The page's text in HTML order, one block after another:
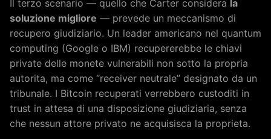
Il terzo scenario — quello che Carter considera la
soluzione migliore — prevede un meccanismo di
recupero giudiziario. Un leader americano nel quantum
computing (Google o IBM) recupererebbe le chiavi
private delle monete vulnerabili non sotto la propria
autorita, ma come “receiver neutrale” designato da un
tribunale. I Bitcoin recuperati verrebbero custoditi in
trust in attesa di una disposizione giudiziaria, senza
che nessun attore privato ne acquisisca la proprieta.